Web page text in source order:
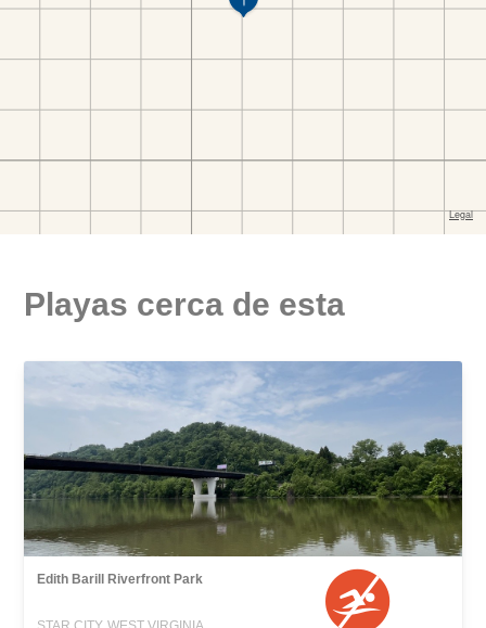
Playas cerca de esta
Edith Barill Riverfront Park